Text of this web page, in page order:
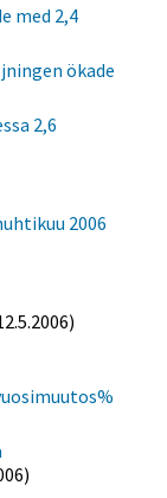
med 2,4
ökade
2,6
2006